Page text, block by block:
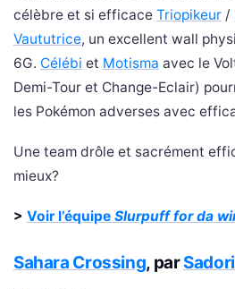
célèbre et si efficace Triopikeur /
Vaututrice, un excellent wall
6G. Célébi et Motisma avec le
Demi-Tour et Change-Eclair)
les Pokémon adverses avec
Une team drôle et sacrément
mieux?
> Voir l’équipe Slurpuff for da
Sahara Crossing, par